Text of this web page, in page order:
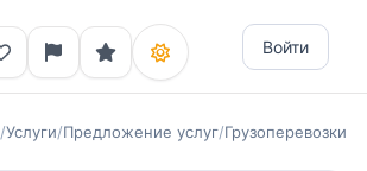
Войти
/Услуги/Предложение услуг/Грузоперевозки